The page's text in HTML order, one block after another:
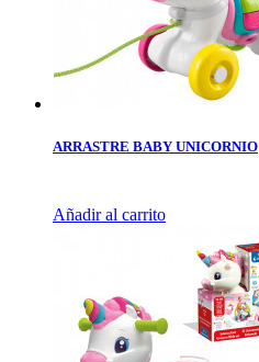
ARRASTRE BABY UNICORNIO
Añadir al carrito